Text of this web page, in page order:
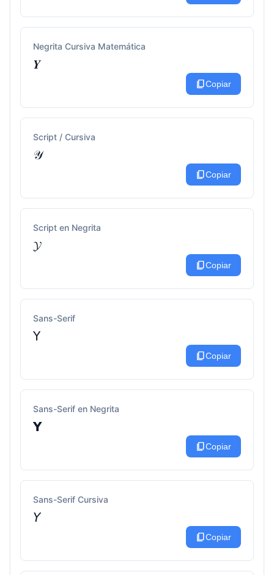
Negrita Cursiva Matemática
𝒀
content_copyCopiar
Script / Cursiva
𝒴
content_copyCopiar
Script en Negrita
𝓨
content_copyCopiar
Sans-Serif
𝖸
content_copyCopiar
Sans-Serif en Negrita
𝗬
content_copyCopiar
Sans-Serif Cursiva
𝘠
content_copyCopiar